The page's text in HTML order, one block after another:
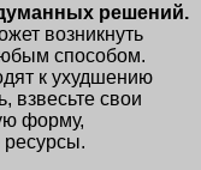
решений.
возникнуть
способом.
к ухудшению
взвесьте свои
форму,
ресурсы.